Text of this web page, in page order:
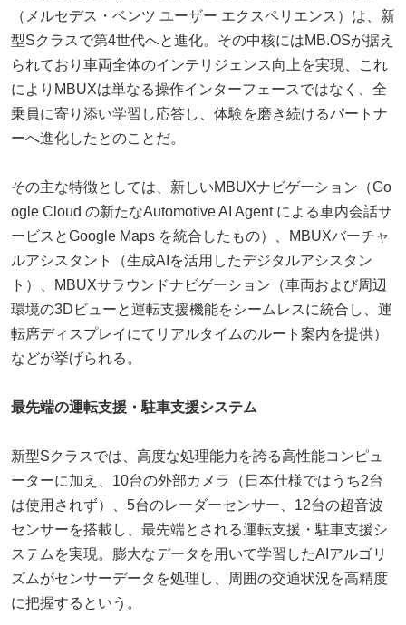
（メルセデス・ベンツ ユーザー エクスペリエンス）は、新
型Sクラスで第4世代へと進化。その中核にはMB.OSが据え
られており車両全体のインテリジェンス向上を実現、これ
によりMBUXは単なる操作インターフェースではなく、全
乗員に寄り添い学習し応答し、体験を磨き続けるパートナ
ーへ進化したとのことだ。
その主な特徴としては、新しいMBUXナビゲーション（Go
ogle Cloud の新たなAutomotive AI Agent による車内会話サ
ービスとGoogle Maps を統合したもの）、MBUXバーチャ
ルアシスタント（生成AIを活用したデジタルアシスタン
ト）、MBUXサラウンドナビゲーション（車両および周辺
環境の3Dビューと運転支援機能をシームレスに統合し、運
転席ディスプレイにてリアルタイムのルート案内を提供）
などが挙げられる。
最先端の運転支援・駐車支援システム
新型Sクラスでは、高度な処理能力を誇る高性能コンピュ
ーターに加え、10台の外部カメラ（日本仕様ではうち2台
は使用されず）、5台のレーダーセンサー、12台の超音波
センサーを搭載し、最先端とされる運転支援・駐車支援シ
ステムを実現。膨大なデータを用いて学習したAIアルゴリ
ズムがセンサーデータを処理し、周囲の交通状況を高精度
に把握するという。